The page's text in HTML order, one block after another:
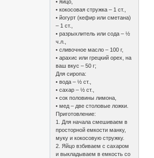
• яйцо,
• кокосовая стружка – 1 ст.,
• йогурт (кефир или сметана)
– 1 ст.,
• разрыхлитель или сода – ½
ч.л.,
• сливочное масло – 100 г,
• арахис или грецкий орех, на
ваш вкус – 50 г;
Для сиропа:
• вода – ½ ст.,
• сахар – ½ ст.,
• сок половины лимона,
• мед – две столовые ложки.
Приготовление:
1. Для начала смешиваем в
просторной емкости манку,
муку и кокосовую стружку.
2. Яйцо взбиваем с сахаром
и выкладываем в емкость со